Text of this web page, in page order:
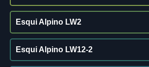
Esqui Alpino LW2
Esqui Alpino LW12-2